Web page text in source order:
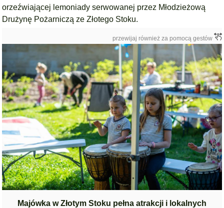
orzeźwiającej lemoniady serwowanej przez Młodzieżową
Drużynę Pożarniczą ze Złotego Stoku.
przewijaj również za pomocą gestów
Majówka w Złotym Stoku pełna atrakcji i lokalnych